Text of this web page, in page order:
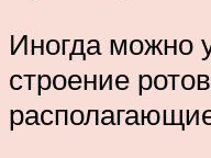
Иногда можно
строение